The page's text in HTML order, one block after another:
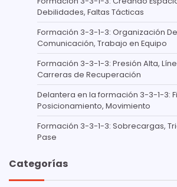
Debilidades, Faltas Tácticas
Formación 3-3-1-3: Organización
Comunicación, Trabajo en Equipo
Formación 3-3-1-3: Presión Alta,
Carreras de Recuperación
Delantera en la formación 3-3-1-3:
Posicionamiento, Movimiento
Formación 3-3-1-3: Sobrecargas,
Pase
Categorías